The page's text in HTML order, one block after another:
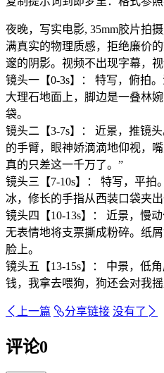
夜晚，写实电影, 35mm胶片拍
满真实的物理质感，拒绝廉价
邃的阴影。视频不出现字幕，视
镜头一【0-3s】： 特写，俯拍
大理石地面上，脚边是一叠林
袋。
镜头二【3-7s】： 近景，推镜
的手臂，眼神娇滴滴地仰视，
真的只差这一千万了。”
镜头三【7-10s】： 特写，平拍
冰，修长的手指从西装口袋夹出
镜头四【10-13s】： 近景，慢
无表情地将支票撕成粉碎。纸
脸上。
镜头五【13-15s】： 中景，低
钱，我拿去喂狗，狗还会对我
上一篇 分享链接 没有了
评论0